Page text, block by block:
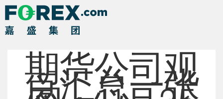
期货公司观
点汇总一张